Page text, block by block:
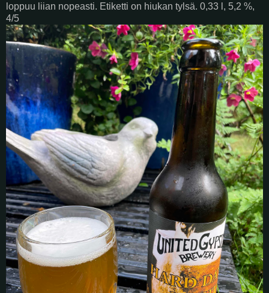
loppuu liian nopeasti. Etiketti on hiukan tylsä. 0,33 l, 5,2 %,
4/5